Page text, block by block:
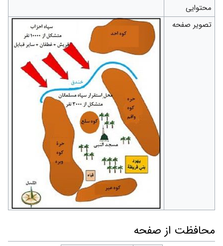
محتوایی
تصویر صفحه
محافظت از صفحه